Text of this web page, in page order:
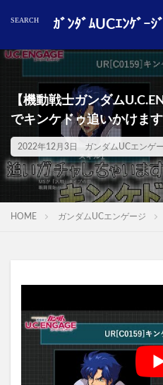
ｶﾞﾝﾀﾞﾑUCｴﾝｹﾞｰ
【機動戦士ガンダム
でキンケドゥ追いかけます
2022年12月3日 ガンダムUCエンゲ
HOME ガンダムUCエンゲージ